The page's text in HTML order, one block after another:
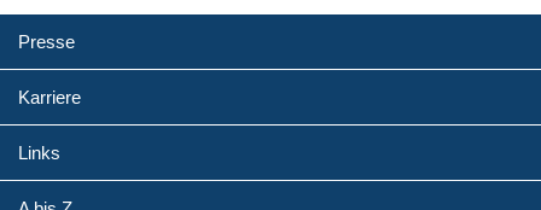
Presse
Karriere
Links